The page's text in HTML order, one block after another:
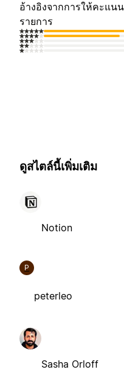
อ้างอิงจากการให้คะแน
รายการ
ดูสไตล์นี้เพิ่มเติม
Notion
P
peterleo
Sasha Orloff